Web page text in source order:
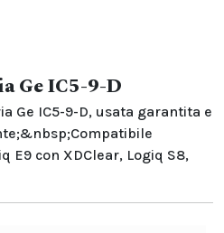
Ge IC5-9-D
Ge IC5-9-D, usata garantita e
E9 con XDClear, Logiq S8,